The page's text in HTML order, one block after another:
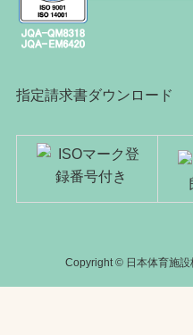
指定請求書ダウンロード
Copyright © 日本体育施